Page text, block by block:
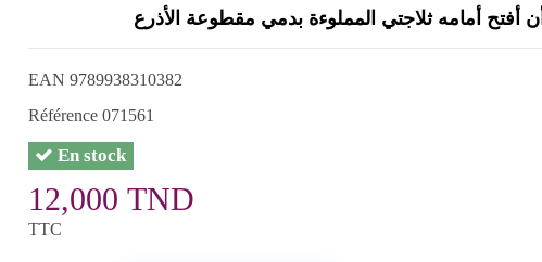
EAN 9789938310382
Référence 071561
En stock
12,000 TND
TTC